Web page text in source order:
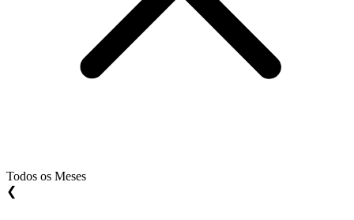
Todos os Meses
❮